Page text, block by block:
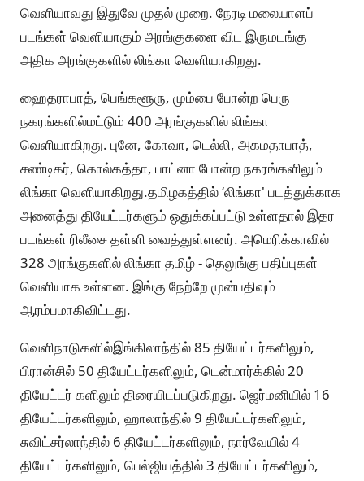
வெளியாவது இதுவே முதல் முறை. நேரடி மலையாளப்
படங்கள் வெளியாகும் அரங்குகளை விட இருமடங்கு
அதிக அரங்குகளில் லிங்கா வெளியாகிறது.
ஹைதராபாத், பெங்களூரு, மும்பை போன்ற பெரு
நகரங்களில்மட்டும் 400 அரங்குகளில் லிங்கா
வெளியாகிறது. புனே, கோவா, டெல்லி, அகமதாபாத்,
சண்டிகர், கொல்கத்தா, பாட்னா போன்ற நகரங்களிலும்
லிங்கா வெளியாகிறது.தமிழகத்தில் ‘லிங்கா' படத்துக்காக
அனைத்து தியேட்டர்களும் ஒதுக்கப்பட்டு உள்ளதால் இதர
படங்கள் ரிலீசை தள்ளி வைத்துள்ளனர். அமெரிக்காவில்
328 அரங்குகளில் லிங்கா தமிழ் - தெலுங்கு பதிப்புகள்
வெளியாக உள்ளன. இங்கு நேற்றே முன்பதிவும்
ஆரம்பமாகிவிட்டது.
வெளிநாடுகளில்இங்கிலாந்தில் 85 தியேட்டர்களிலும்,
பிரான்சில் 50 தியேட்டர்களிலும், டென்மார்க்கில் 20
தியேட்டர் களிலும் திரையிடப்படுகிறது. ஜெர்மனியில் 16
தியேட்டர்களிலும், ஹாலாந்தில் 9 தியேட்டர்களிலும்,
சுவிட்சர்லாந்தில் 6 தியேட்டர்களிலும், நார்வேயில் 4
தியேட்டர்களிலும், பெல்ஜியத்தில் 3 தியேட்டர்களிலும்,